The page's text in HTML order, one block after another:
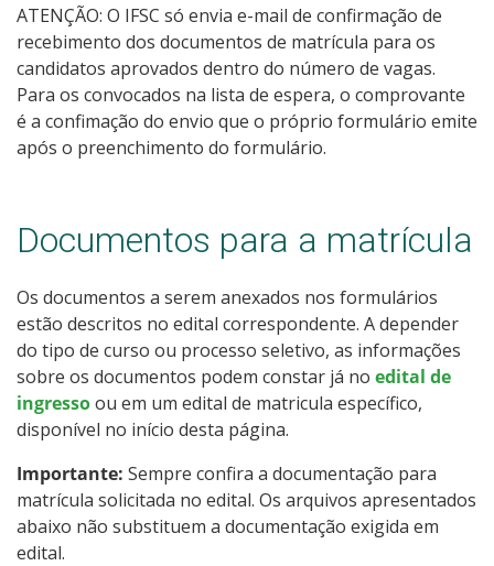
ATENÇÃO: O IFSC só envia e-mail de confirmação de
recebimento dos documentos de matrícula para os
candidatos aprovados dentro do número de vagas.
Para os convocados na lista de espera, o comprovante
é a confimação do envio que o próprio formulário emite
após o preenchimento do formulário.
Documentos para a matrícula
Os documentos a serem anexados nos formulários
estão descritos no edital correspondente. A depender
do tipo de curso ou processo seletivo, as informações
sobre os documentos podem constar já no edital de
ingressoou em um edital de matricula específico,
disponível no início desta página.
Importante: Sempre confira a documentação para
matrícula solicitada no edital. Os arquivos apresentados
abaixo não substituem a documentação exigida em
edital.